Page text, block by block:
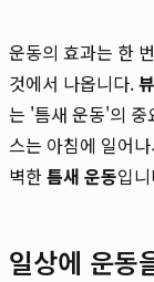
운동의 효과는 한
것에서 나옵니다.
는 '틈새 운동'의 중
스는 아침에 일어
벽한틈새 운동입
일상에 운동